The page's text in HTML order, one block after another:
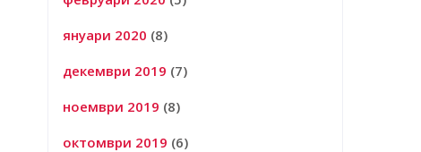
януари 2020 (8)
декември 2019 (7)
ноември 2019 (8)
октомври 2019 (6)